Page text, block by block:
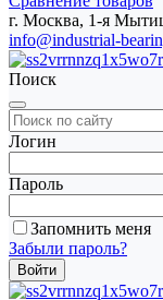
г. Москва, 1-я
info@industrial-
Поиск
Логин
Пароль
Запомнить меня
Забыли пароль?